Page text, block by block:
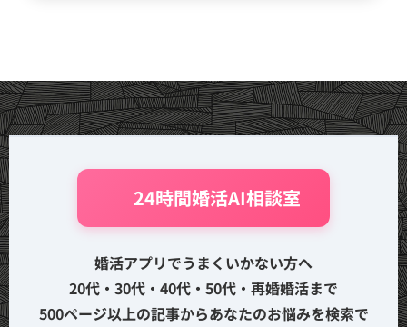
🤖 24時間婚活AI相談室
婚活アプリでうまくいかない方へ
20代・30代・40代・50代・再婚婚活まで
500ページ以上の記事からあなたのお悩みを検索で